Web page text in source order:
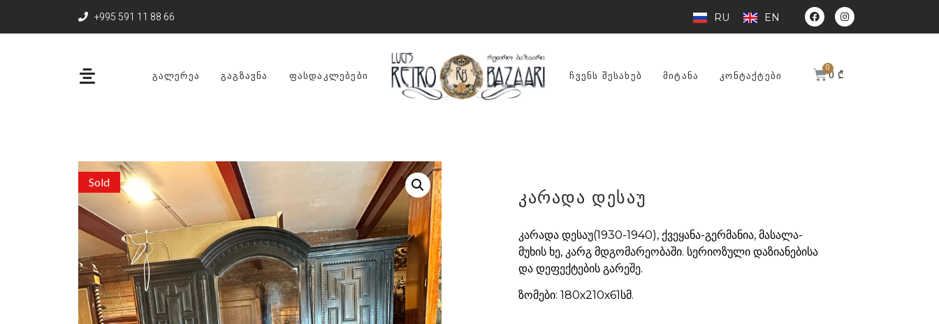
+995 591 11 88 66 RU EN
ᲒᲐᲚᲔᲠᲔᲐ ᲒᲐᲒᲖᲐᲕᲜᲐ ᲤᲐᲡᲓᲐᲙᲚᲔᲑᲔᲑᲘ ᲩᲕᲔᲜᲡ ᲨᲔᲡᲐᲮᲔᲑ ᲛᲘᲢᲐᲜᲐ ᲙᲝᲜᲢᲐᲥᲢᲔᲑᲘ 0₾
Sold
კარადა დესაუ
კარადა დესაუ(1930-1940), ქვეყანა-გერმანია, მასალა-
მუხის ხე, კარგ მდგომარეობაში. სერიოზული დაზიანებისა
და დეფექტების გარეშე.
ზომები: 180х210х61სმ.